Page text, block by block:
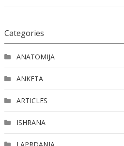
Categories
ANATOMIJA
ANKETA
ARTICLES
ISHRANA